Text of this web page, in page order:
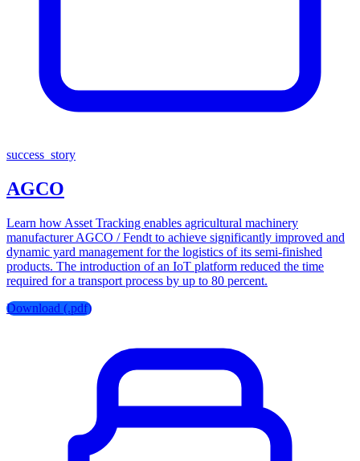
success_story
AGCO
Learn how Asset Tracking enables agricultural machinery
manufacturer AGCO / Fendt to achieve significantly improved and
dynamic yard management for the logistics of its semi-finished
products. The introduction of an IoT platform reduced the time
required for a transport process by up to 80 percent.
Download (.pdf)